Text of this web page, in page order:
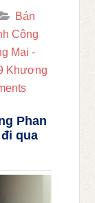
Bán
Công
Mai -
Khương
Phan
qua